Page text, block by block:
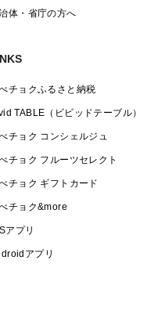
体・省庁の方へ
チョクふるさと納税
TABLE（ビビッドテーブル）
チョク コンシェルジュ
チョク フルーツセレクト
チョク ギフトカード
チョク&more
アプリ
アプリ